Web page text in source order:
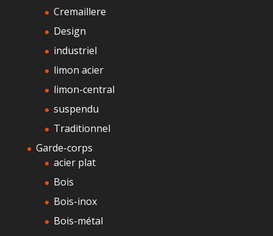
Cremaillere
Design
industriel
limon acier
limon-central
suspendu
Traditionnel
Garde-corps
acier plat
Bois
Bois-inox
Bois-métal